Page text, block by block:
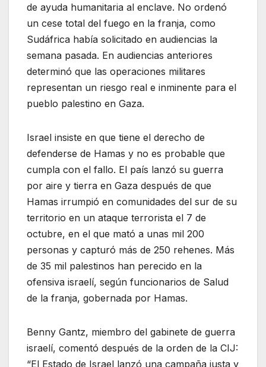
de ayuda humanitaria al enclave. No ordenó
un cese total del fuego en la franja, como
Sudáfrica había solicitado en audiencias la
semana pasada. En audiencias anteriores
determinó que las operaciones militares
representan un riesgo real e inminente para el
pueblo palestino en Gaza.
Israel insiste en que tiene el derecho de
defenderse de Hamas y no es probable que
cumpla con el fallo. El país lanzó su guerra
por aire y tierra en Gaza después de que
Hamas irrumpió en comunidades del sur de su
territorio en un ataque terrorista el 7 de
octubre, en el que mató a unas mil 200
personas y capturó más de 250 rehenes. Más
de 35 mil palestinos han perecido en la
ofensiva israelí, según funcionarios de Salud
de la franja, gobernada por Hamas.
Benny Gantz, miembro del gabinete de guerra
israelí, comentó después de la orden de la CIJ:
“El Estado de Israel lanzó una campaña justa y